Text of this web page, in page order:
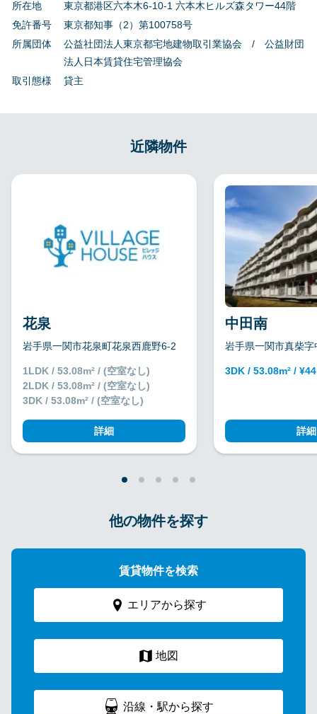
所在地
東京都港区六本木6-10-1 六本木ヒルズ森タワー44階
免許番号
東京都知事（2）第100758号
所属団体
公益社団法人東京都宅地建物取引業協会 / 公益財団
法人日本賃貸住宅管理協会
取引態様
貸主
近隣物件
花泉
岩手県一関市花泉町花泉西鹿野6-2
1LDK / 53.08m² / (空室なし)
2LDK / 53.08m² / (空室なし)
3DK / 53.08m² / (空室なし)
詳細
中田南
岩手県一関市真柴
3DK / 53.08m² /
詳細
他の物件を探す
賃貸物件を検索
エリアから探す
地図
沿線・駅から探す